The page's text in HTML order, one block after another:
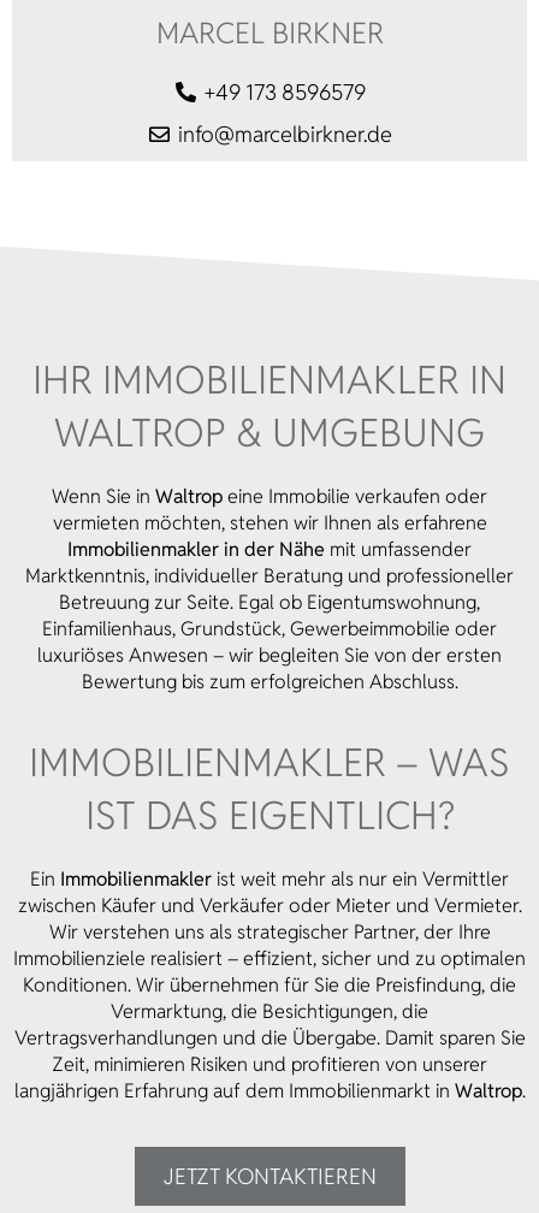
MARCEL BIRKNER
+49 173 8596579
info@marcelbirkner.de
IHR IMMOBILIEN­MAKLER IN
WALTROP & UMGEBUNG
Wenn Sie in Waltropeine Immobilie verkaufen oder
vermieten möchten, stehen wir Ihnen als erfahrene
Immobilienmakler in der Nähe mit umfassender
Marktkenntnis, individueller Beratung und professioneller
Betreuung zur Seite. Egal ob Eigentumswohnung,
Einfamilienhaus, Grundstück, Gewerbeimmobilie oder
luxuriöses Anwesen – wir begleiten Sie von der ersten
Bewertung bis zum erfolgreichen Abschluss.
IMMOBILIEN­MAKLER – WAS
IST DAS EIGENTLICH?
Ein Immobilienmakler ist weit mehr als nur ein Vermittler
zwischen Käufer und Verkäufer oder Mieter und Vermieter.
Wir verstehen uns als strategischer Partner, der Ihre
Immobilienziele realisiert – effizient, sicher und zu optimalen
Konditionen. Wir übernehmen für Sie die Preisfindung, die
Vermarktung, die Besichtigungen, die
Vertragsverhandlungen und die Übergabe. Damit sparen Sie
Zeit, minimieren Risiken und profitieren von unserer
langjährigen Erfahrung auf dem Immobilienmarkt in Waltrop.
JETZT KONTAKTIEREN